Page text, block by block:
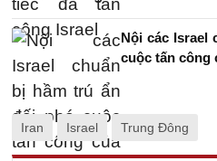
Nội các Israel
cuộc tấn công
Iran Israel Trung Đông